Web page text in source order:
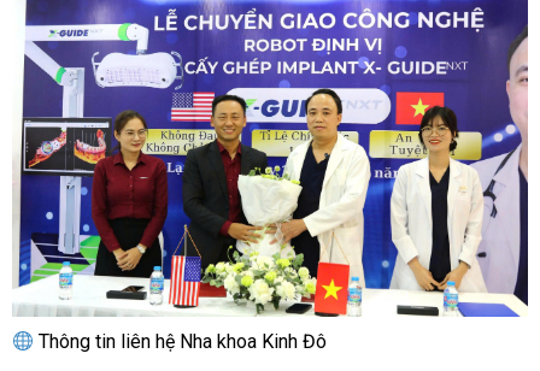
Thông tin liên hệ Nha khoa Kinh Đô